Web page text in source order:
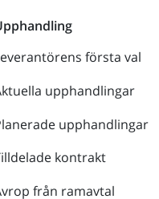
första val
upphandlingar
upphandlingar
kontrakt
från ramavtal